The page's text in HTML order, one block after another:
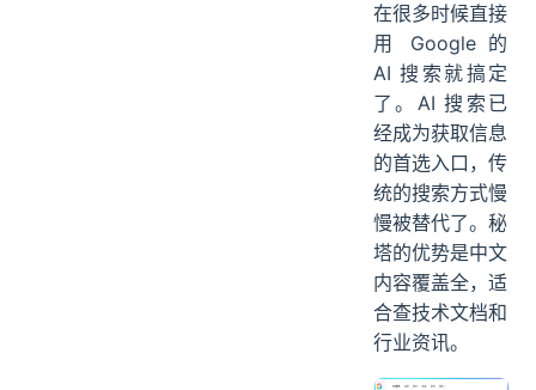
在很多时候直接
用 Google 的
AI 搜索就搞定
了。AI 搜索已
经成为获取信息
的首选入口，传
统的搜索方式慢
慢被替代了。秘
塔的优势是中文
内容覆盖全，适
合查技术文档和
行业资讯。